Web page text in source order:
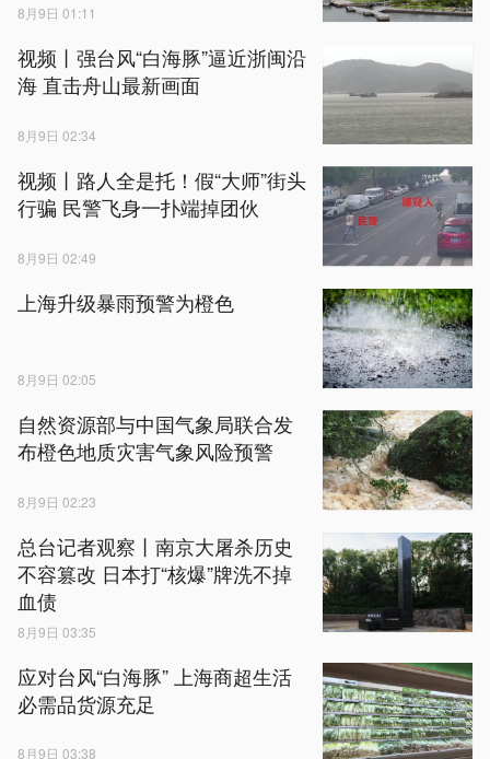
8月9日 01:11
视频丨强台风“白海豚”逼近浙闽沿
海 直击舟山最新画面
8月9日 02:34
视频丨路人全是托！假“大师”街头
行骗 民警飞身一扑端掉团伙
8月9日 02:49
上海升级暴雨预警为橙色
8月9日 02:05
自然资源部与中国气象局联合发
布橙色地质灾害气象风险预警
8月9日 02:23
总台记者观察丨南京大屠杀历史
不容篡改 日本打“核爆”牌洗不掉
血债
8月9日 03:35
应对台风“白海豚” 上海商超生活
必需品货源充足
8月9日 03:38